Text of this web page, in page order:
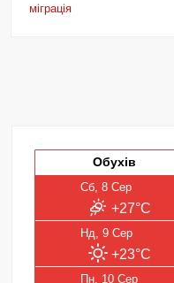
міграція
Обухів
Сб, 8 Сер
+27°C
Нд, 9 Сер
+23°C
Пн, 10 Сер